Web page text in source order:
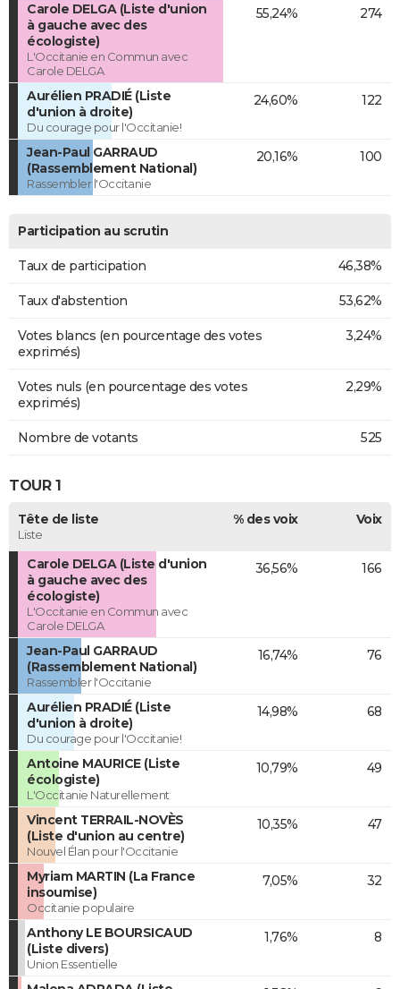
Carole DELGA (Liste d'union
à gauche avec des
écologiste)
L'Occitanie en Commun avec
Carole DELGA
55,24% 274
Aurélien PRADIÉ (Liste
d'union à droite)
Du courage pour l'Occitanie!
24,60% 122
Jean-Paul GARRAUD
(Rassemblement National)
Rassembler l'Occitanie
20,16% 100
Participation au scrutin
Taux de participation 46,38%
Taux d'abstention 53,62%
Votes blancs (en pourcentage des votes
exprimés)
3,24%
Votes nuls (en pourcentage des votes
exprimés)
2,29%
Nombre de votants 525
TOUR 1
Tête de liste
Liste
% des voix Voix
Carole DELGA (Liste d'union
à gauche avec des
écologiste)
L'Occitanie en Commun avec
Carole DELGA
36,56% 166
Jean-Paul GARRAUD
(Rassemblement National)
Rassembler l'Occitanie
16,74% 76
Aurélien PRADIÉ (Liste
d'union à droite)
Du courage pour l'Occitanie!
14,98% 68
Antoine MAURICE (Liste
écologiste)
L'Occitanie Naturellement
10,79% 49
Vincent TERRAIL-NOVÈS
(Liste d'union au centre)
Nouvel Élan pour l'Occitanie
10,35% 47
Myriam MARTIN (La France
insoumise)
Occitanie populaire
7,05% 32
Anthony LE BOURSICAUD
(Liste divers)
Union Essentielle
1,76% 8